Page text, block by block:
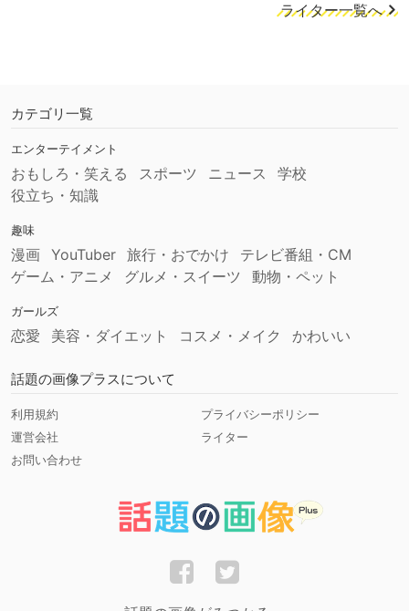
ライター一覧へ
カテゴリ一覧
エンターテイメント
おもしろ・笑える スポーツ ニュース
学校
役立ち・知識
趣味
漫画 YouTuber 旅行・おでかけ
テレビ番組・CM
ゲーム・アニメ
グルメ・スイーツ 動物・ペット
ガールズ
恋愛 美容・ダイエット コスメ・メイク かわいい
話題の画像プラスについて
利用規約
プライバシーポリシー
運営会社
ライター
お問い合わせ